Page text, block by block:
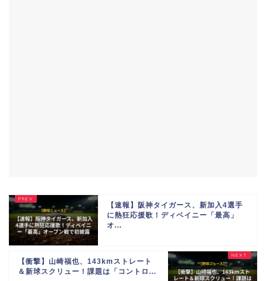
【速報】阪神タイガース、新加入4選手
に熱狂応援歌！ディベイニー「最高」
オ...
【衝撃】山崎福也、143kmストレート
＆新球スクリュー！課題は「コントロ...